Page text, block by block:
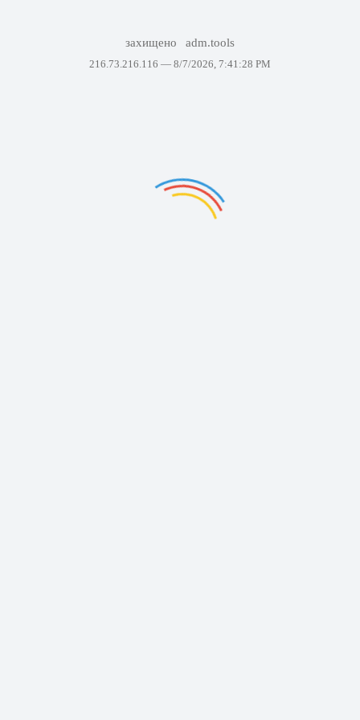
захищено adm.tools
216.73.216.116 — 8/7/2026, 7:41:28 PM